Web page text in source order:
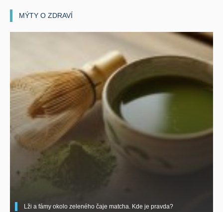
MÝTY O ZDRAVÍ
Lži a fámy okolo zeleného čaje matcha. Kde je pravda?